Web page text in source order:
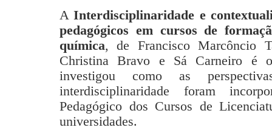
AInterdisciplinaridade e
pedagógicos em cursos de
química, de Francisco Marcôncio
Christina Bravo e Sá Carneiro é
investigou como as
interdisciplinaridade foram
Pedagógico dos Cursos de
universidades.